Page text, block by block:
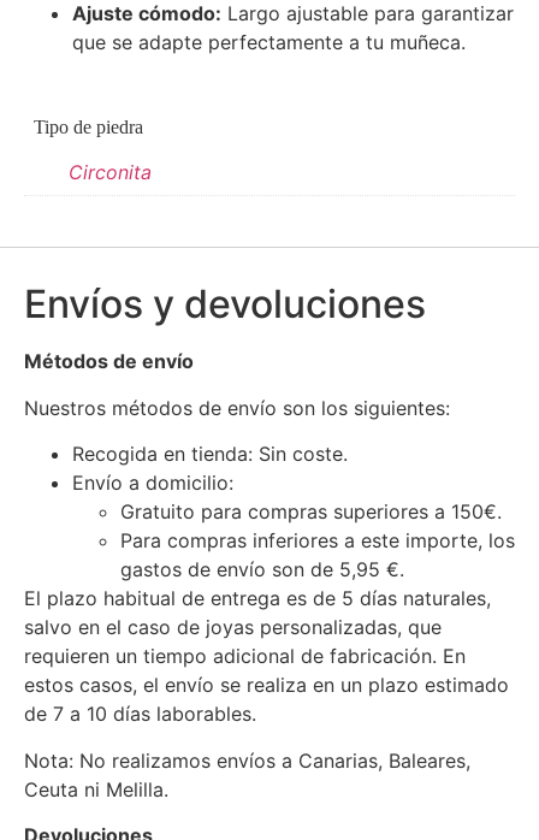
Ajuste cómodo: Largo ajustable para garantizar
que se adapte perfectamente a tu muñeca.
Tipo de piedra
Circonita
Envíos y devoluciones
Métodos de envío
Nuestros métodos de envío son los siguientes:
Recogida en tienda: Sin coste.
Envío a domicilio:
Gratuito para compras superiores a 150€.
Para compras inferiores a este importe, los
gastos de envío son de 5,95 €.
El plazo habitual de entrega es de 5 días naturales,
salvo en el caso de joyas personalizadas, que
requieren un tiempo adicional de fabricación. En
estos casos, el envío se realiza en un plazo estimado
de 7 a 10 días laborables.
Nota: No realizamos envíos a Canarias, Baleares,
Ceuta ni Melilla.